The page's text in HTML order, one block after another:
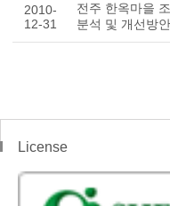
2010-
12-31
전주 한옥마을
분석 및 개선방안
License